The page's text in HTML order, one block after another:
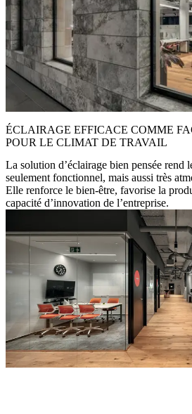
ÉCLAIRAGE EFFICACE COMME
POUR LE CLIMAT DE TRAVAIL
La solution d’éclairage bien pensée rend
seulement fonctionnel, mais aussi très
Elle renforce le bien-être, favorise la
capacité d’innovation de l’entreprise.